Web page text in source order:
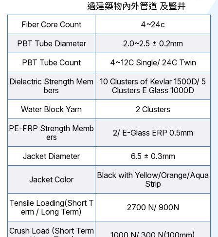
過建築物內外管道 及豎井
Fiber Core Count
4~24c
PBT Tube Diameter
2.0~2.5 ± 0.2mm
PBT Tube Count
4~12C Single/ 24C Twin
Dielectric Strength Mem
bers
10 Clusters of Kevlar 1500D/ 5
Clusters E Glass 1000D
Water Block Yarn
2 Clusters
PE-FRP Strength Memb
ers
2/ E-Glass ERP 0.5mm
Jacket Diameter 6.5 ± 0.3mm
Jacket Color
Black with Yellow/Orange/Aqua
Strip
Tensile Loading(Short T
erm / Long Term)
2700 N/ 900N
Crush Load (Short Term